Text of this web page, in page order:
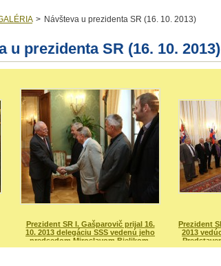
> Návšteva u prezidenta SR (16. 10. 2013)
u prezidenta SR (16. 10. 2013)
Prezident SR I. Gašparovič prijal 16.
10. 2013 delegáciu SSS vedenú jeho
predsedom Miroslavom Bielikom.
Prezident
2013